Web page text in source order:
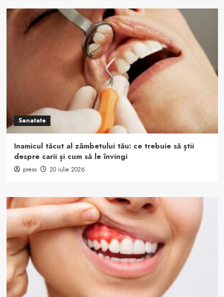
Sanatate
Inamicul tăcut al zâmbetului tău: ce trebuie să știi
despre carii și cum să le învingi
press 20 iulie 2026